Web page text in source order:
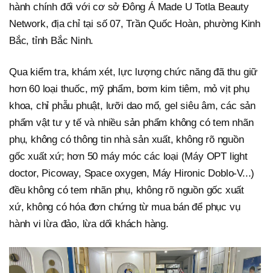
hành chính đối với cơ sở Đông Á Made U Totla Beauty
Network, địa chỉ tại số 07, Trần Quốc Hoàn, phường Kinh
Bắc, tỉnh Bắc Ninh.
Qua kiểm tra, khám xét, lực lượng chức năng đã thu giữ
hơn 60 loại thuốc, mỹ phẩm, bơm kim tiêm, mỏ vịt phụ
khoa, chỉ phẫu phuật, lưỡi dao mổ, gel siêu âm, các sản
phẩm vật tư y tế và nhiều sản phẩm không có tem nhãn
phụ, không có thông tin nhà sản xuất, không rõ nguồn
gốc xuất xứ; hơn 50 máy móc các loại (Máy OPT light
doctor, Picoway, Space oxygen, Máy Hironic Doblo-V...)
đều không có tem nhãn phụ, không rõ nguồn gốc xuất
xứ, không có hóa đơn chứng từ mua bán để phục vụ
hành vi lừa đảo, lừa dối khách hàng.